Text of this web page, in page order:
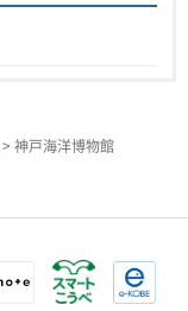
> 神戸海洋博物館